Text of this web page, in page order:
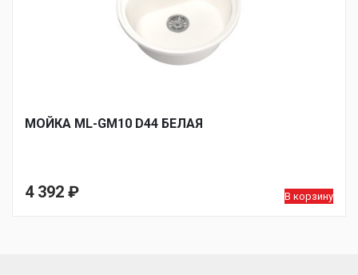
МОЙКA ML-GM10 D44 БЕЛАЯ
4 392 ₽ В корзину